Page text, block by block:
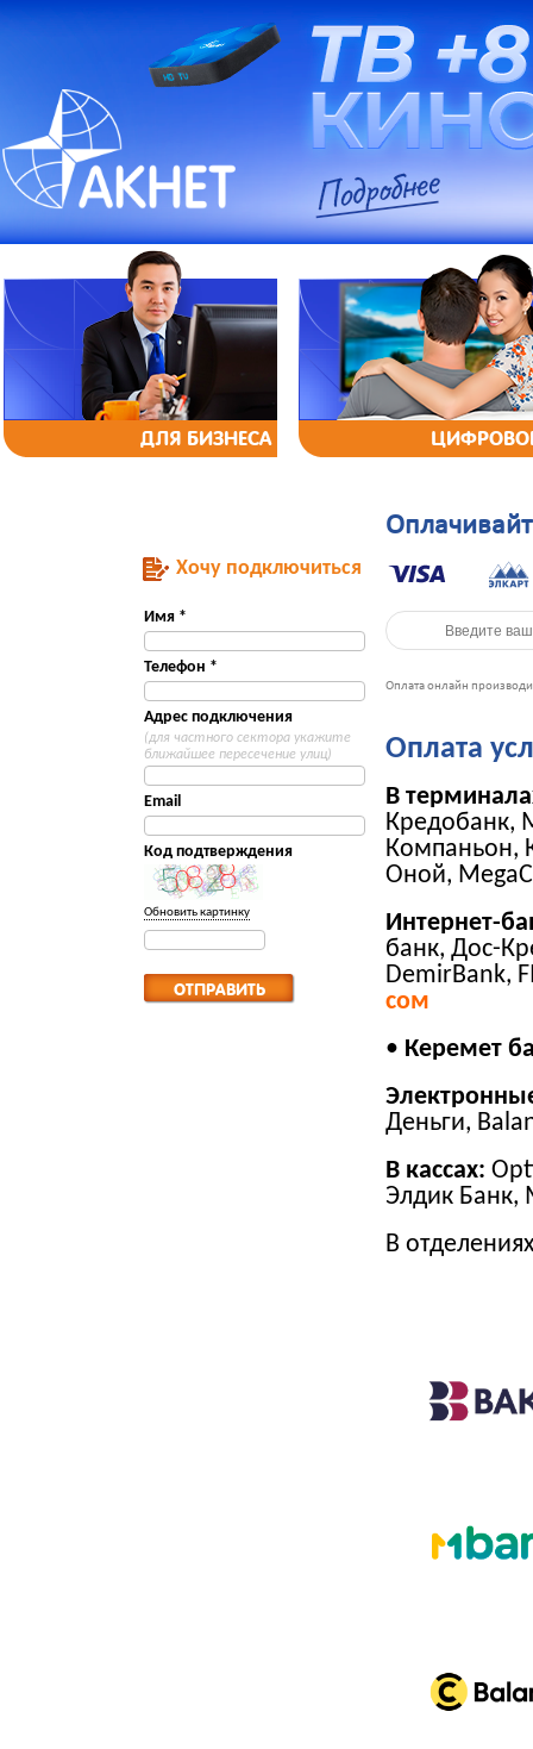
ДЛЯ БИЗНЕСА
Хочу подключиться
Имя *
Телефон *
Адрес подключения
(для частного сектора укажите
ближайшее пересечение улиц)
Email
Код подтверждения
Обновить картинку
Оплата
В
Кредобанк,
Компаньон,
Оной,
Интернет-
банк, Дос-
DemirBank,
сом
• Керемет
Деньги,
В кассах:
Элдик Банк,
В